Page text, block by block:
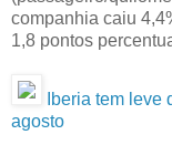
companhia caiu
1,8 pontos
Iberia tem leve
agosto